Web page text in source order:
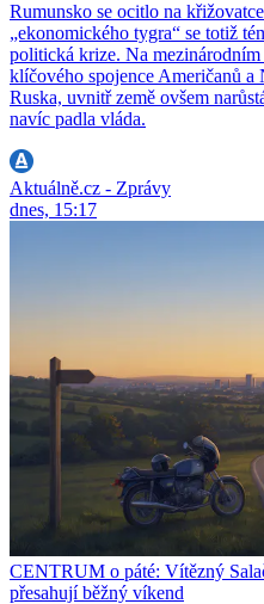
Rumunsko se ocitlo na
„ekonomického tygra“ se totiž
politická krize. Na
klíčového spojence Američanů
Ruska, uvnitř země ovšem
navíc padla vláda.
Aktuálně.cz - Zprávy
dnes, 15:17
CENTRUM o páté: Vítězný
přesahují běžný víkend